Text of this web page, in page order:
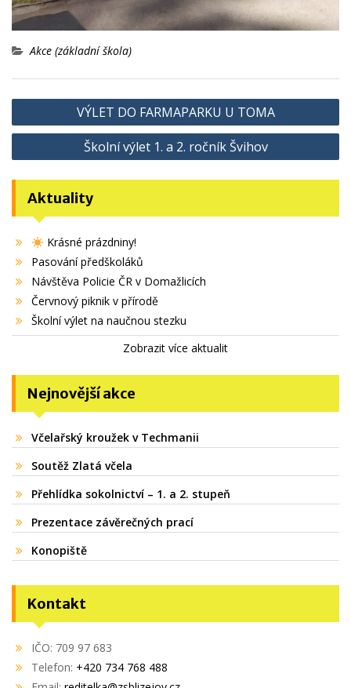
Akce (základní škola)
Navigace
pro
příspěvek
VÝLET DO FARMAPARKU U TOMA
Školní výlet 1. a 2. ročník Švihov
Aktuality
Krásné prázdniny!
Pasování předškoláků
Návštěva Policie ČR v Domažlicích
Červnový piknik v přírodě
Školní výlet na naučnou stezku
Zobrazit více aktualit
Nejnovější akce
Včelařský kroužek v Techmanii
Soutěž Zlatá včela
Přehlídka sokolnictví – 1. a 2. stupeň
Prezentace závěrečných prací
Konopiště
Kontakt
IČO: 709 97 683
Telefon: +420 734 768 488